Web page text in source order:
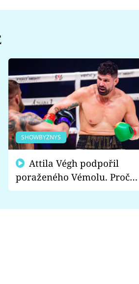
SHOWBYZNYS
poraženého Vémolu. Proč
chce raději zápasit s ním